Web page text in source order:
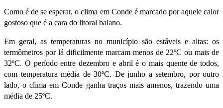
Como é de se esperar, o clima em Conde é marcado por aquele calor
gostoso que é a cara do litoral baiano.
Em geral, as temperaturas no município são estáveis e altas: os
termômetros por lá dificilmente marcam menos de 22ºC ou mais de
32ºC. O período entre dezembro e abril é o mais quente de todos,
com temperatura média de 30ºC. De junho a setembro, por outro
lado, o clima em Conde ganha traços mais amenos, trazendo uma
média de 25ºC.